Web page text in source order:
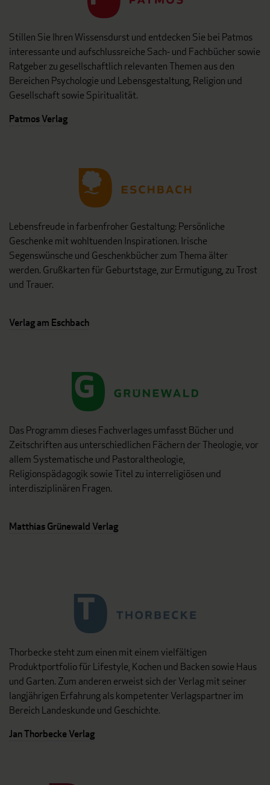
Stillen Sie Ihren Wissensdurst und entdecken Sie bei Patmos
interessante und aufschlussreiche Sach- und Fachbücher sowie
Ratgeber zu gesellschaftlich relevanten Themen aus den
Bereichen Psychologie und Lebensgestaltung, Religion und
Gesellschaft sowie Spiritualität.
Patmos Verlag
Lebensfreude in farbenfroher Gestaltung: Persönliche
Geschenke mit wohltuenden Inspirationen. Irische
Segenswünsche und Geschenkbücher zum Thema älter
werden. Grußkarten für Geburtstage, zur Ermutigung, zu Trost
und Trauer.
Verlag am Eschbach
Das Programm dieses Fachverlages umfasst Bücher und
Zeitschriften aus unterschiedlichen Fächern der Theologie, vor
allem Systematische und Pastoraltheologie,
Religionspädagogik sowie Titel zu interreligiösen und
interdisziplinären Fragen.
Matthias Grünewald Verlag
Thorbecke steht zum einen mit einem vielfältigen
Produktportfolio für Lifestyle, Kochen und Backen sowie Haus
und Garten. Zum anderen erweist sich der Verlag mit seiner
langjährigen Erfahrung als kompetenter Verlagspartner im
Bereich Landeskunde und Geschichte.
Jan Thorbecke Verlag